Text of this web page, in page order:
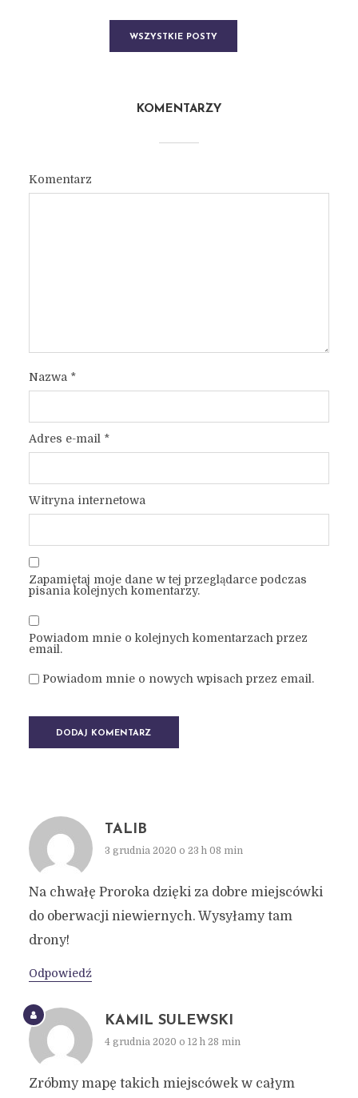
WSZYSTKIE POSTY
KOMENTARZY
Komentarz
Nazwa *
Adres e-mail *
Witryna internetowa
Zapamiętaj moje dane w tej przeglądarce podczas
pisania kolejnych komentarzy.
Powiadom mnie o kolejnych komentarzach przez
email.
Powiadom mnie o nowych wpisach przez email.
TALIB
3 grudnia 2020 o 23 h 08 min
Na chwałę Proroka dzięki za dobre miejscówki
do oberwacji niewiernych. Wysyłamy tam
drony!
Odpowiedź
KAMIL SULEWSKI
4 grudnia 2020 o 12 h 28 min
Zróbmy mapę takich miejscówek w całym